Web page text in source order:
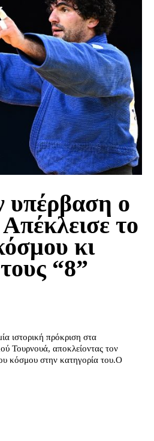
υπέρβαση ο
το
κι
“8”
ιστορική πρόκριση στα
Τουρνουά, αποκλείοντας τον
κόσμου στην κατηγορία του.Ο